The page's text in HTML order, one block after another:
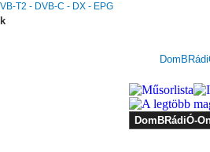
T2 - DVB-C - DX - EPG